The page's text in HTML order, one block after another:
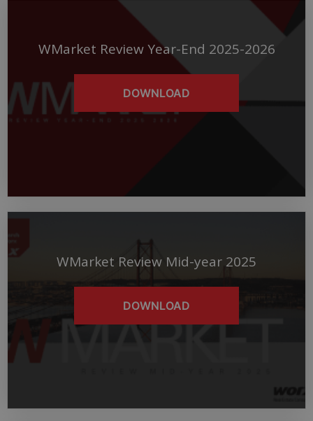
WMarket Review Year-End 2025-2026
DOWNLOAD
WMarket Review Mid-year 2025
DOWNLOAD